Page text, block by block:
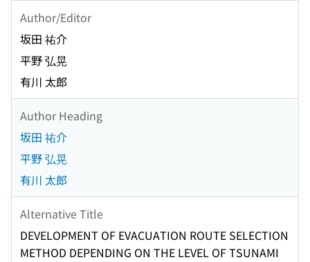
Author/Editor
坂田 祐介
平野 弘晃
有川 太郎
Author Heading
坂田 祐介
平野 弘晃
有川 太郎
Alternative Title
DEVELOPMENT OF EVACUATION ROUTE SELECTION
METHOD DEPENDING ON THE LEVEL OF TSUNAMI